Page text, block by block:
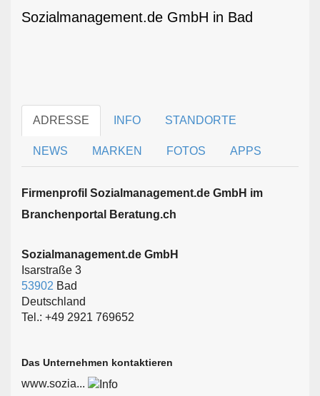
Sozialmanagement.de GmbH in Bad
ADRESSE INFO STANDORTE
NEWS MARKEN FOTOS APPS
Firmen­profil Sozialmanagement.de GmbH im
Branchen­portal Beratung.ch
Sozialmanagement.de GmbH
Isarstraße 3
53902 Bad
Deutschland
Tel.: +49 2921 769652
Das Unternehmen kontaktieren
www.sozia...